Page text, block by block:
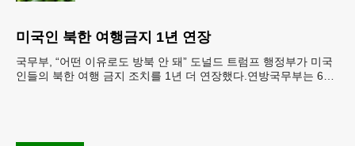
미국인 북한 여행금지 1년 연장
국무부, “어떤 이유로도 방북 안 돼” 도널드 트럼프 행정부가 미국
인들의 북한 여행 금지 조치를 1년 더 연장했다.연방국무부는 6일